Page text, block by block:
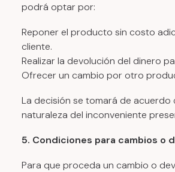
podrá optar por:
Reponer el producto sin costo
cliente.
Realizar la devolución del dinero
Ofrecer un cambio por otro
La decisión se tomará de acuerdo
naturaleza del inconveniente
5. Condiciones para cambios o
Para que proceda un cambio o